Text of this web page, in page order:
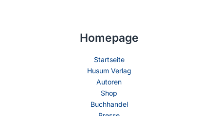
Homepage
Startseite
Husum Verlag
Autoren
Shop
Buchhandel